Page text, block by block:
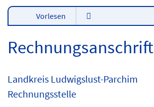
Vorlesen
Rechnungsanschrift
Landkreis Ludwigslust-Parchim
Rechnungsstelle